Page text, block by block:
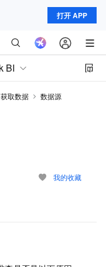
打开 APP
BI
获取数据
数据源
我的收藏